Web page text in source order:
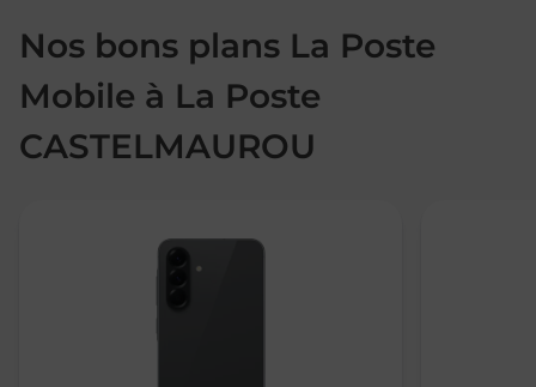
Nos bons plans La Poste
Mobile à La Poste
CASTELMAUROU